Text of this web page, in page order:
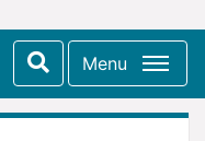
Menu